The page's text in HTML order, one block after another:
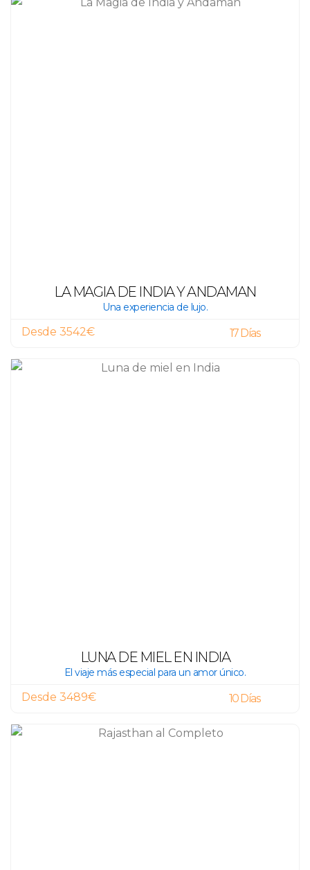
LA MAGIA DE INDIA Y ANDAMAN
Una experiencia de lujo.
Desde 3542€ 17 Días
LUNA DE MIEL EN INDIA
El viaje más especial para un amor único.
Desde 3489€ 10 Días